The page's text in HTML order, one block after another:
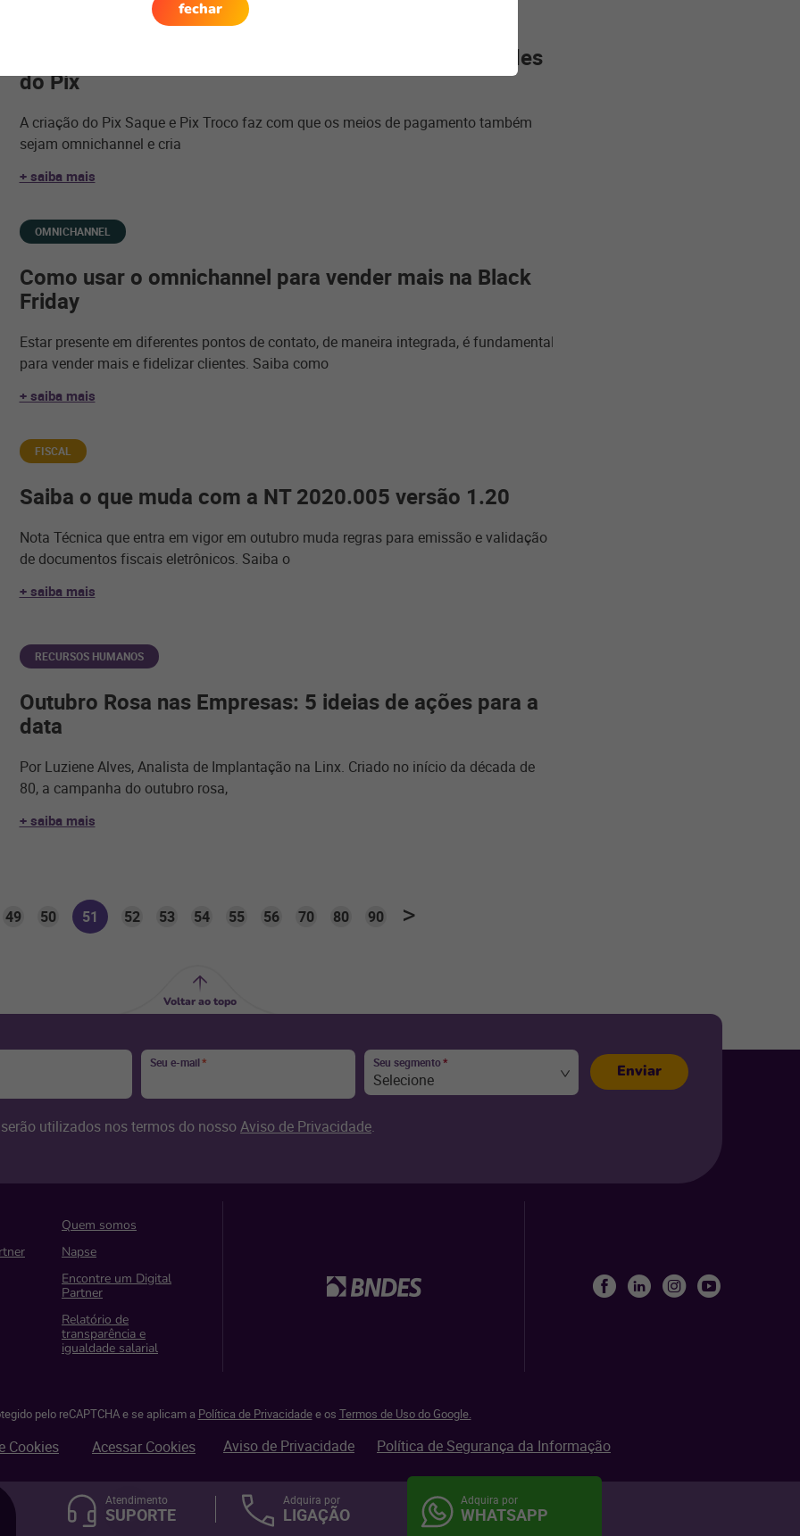
Pix Saque e Pix Troco: conheça as novas modalidades
do Pix
A criação do Pix Saque e Pix Troco faz com que os meios de pagamento também
sejam omnichannel e cria
+ saiba mais
OMNICHANNEL
Como usar o omnichannel para vender mais na Black
Friday
Estar presente em diferentes pontos de contato, de maneira integrada, é fundamental
para vender mais e fidelizar clientes. Saiba como
+ saiba mais
FISCAL
Saiba o que muda com a NT 2020.005 versão 1.20
Nota Técnica que entra em vigor em outubro muda regras para emissão e validação
de documentos fiscais eletrônicos. Saiba o
+ saiba mais
RECURSOS HUMANOS
Outubro Rosa nas Empresas: 5 ideias de ações para a
data
Por Luziene Alves, Analista de Implantação na Linx. Criado no início da década de
80, a campanha do outubro rosa,
+ saiba mais
49 50 51 52 53 54 55 56 70 80 90
Atendimento
SUPORTE
Adquira por
LIGAÇÃO
Adquira por
WHATSAPP
fechar
Voltar ao topo
Seu e-mail* Seu segmento*
Selecione
utilizados nos termos do nossoAviso de Privacidade.
Enviar
Quem somos
Napse
Encontre um Digital
Partner
Relatório de
transparência e
igualdade salarial
pelo reCAPTCHA e se aplicam a Política de Privacidadee os Termos de Uso do Google.
Cookies Acessar Cookies Aviso de Privacidade Política de Segurança da Informação
Mapa do site